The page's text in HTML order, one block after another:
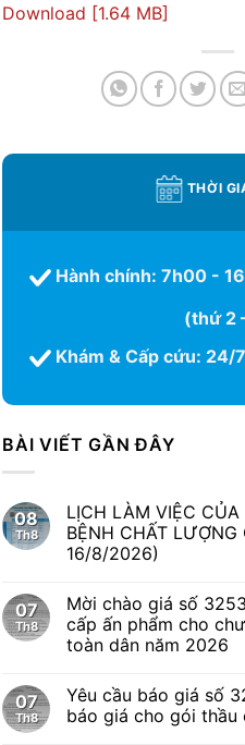
Download [1.64 MB]
THỜI
Hành chính: 7h00 -
(thứ 2
Khám & Cấp cứu: 24/7
BÀI VIẾT GẦN ĐÂY
08
Th8
LỊCH LÀM VIỆC
BỆNH CHẤT
16/8/2026)
07
Th8
Mời chào giá số
cấp ấn phẩm cho
toàn dân năm 2026
07
Th8
Yêu cầu báo giá số
báo giá cho gói thầu